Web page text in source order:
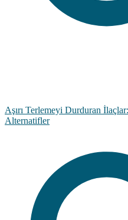
Aşırı Terlemeyi Durduran
Alternatifler